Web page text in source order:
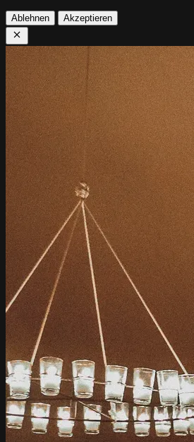
Ablehnen Akzeptieren